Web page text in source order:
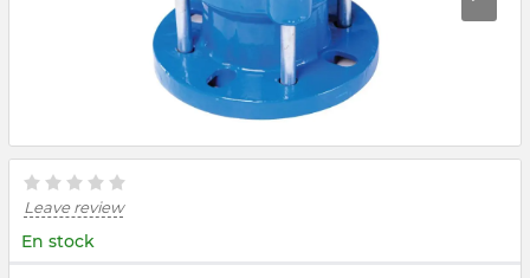
Leave review
En stock